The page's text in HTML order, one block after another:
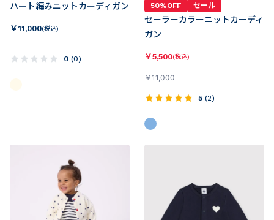
ハート編みニットカーディガン
￥11,000(税込)
0 (0)
50%OFF セール
セーラーカラーニットカーディ
ガン
￥5,500(税込)
￥11,000
5 (2)